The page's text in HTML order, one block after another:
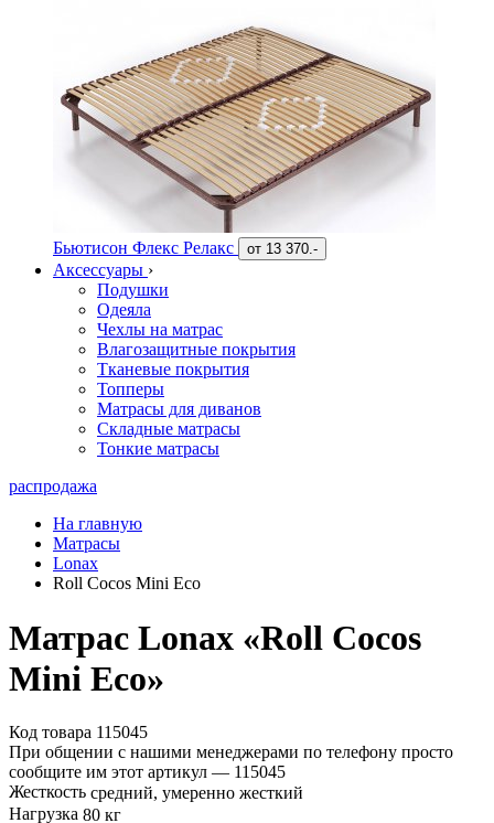
Бьютисон Флекс Релакс от 13 370.-
Аксессуары ›
Подушки
Одеяла
Чехлы на матрас
Влагозащитные покрытия
Тканевые покрытия
Топперы
Матрасы для диванов
Складные матрасы
Тонкие матрасы
распродажа
На главную
Матрасы
Lonax
Roll Cocos Mini Eco
Матрас Lonax «Roll Cocos
Mini Eco»
Код товара 115045
При общении с нашими менеджерами по телефону просто
сообщите им этот артикул — 115045
Жесткость средний, умеренно жесткий
Нагрузка 80 кг